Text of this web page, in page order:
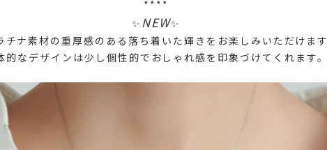
****
✨ NEW✨
チナ素材の重厚感のある落ち着いた輝きをお楽しみいただけます
的なデザインは少し個性的でおしゃれ感を印象づけてくれます。